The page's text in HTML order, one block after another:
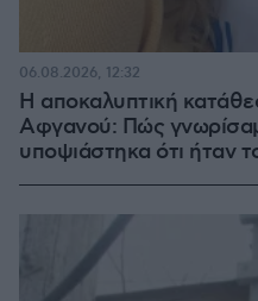
Η αποκαλυπτική
Αφγανού: Πώς
υποψιάστηκα ότι ήταν
06.08.2026, 12:32